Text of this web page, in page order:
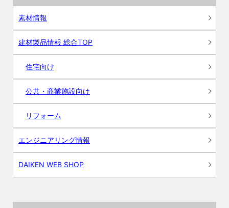
素材情報
建材製品情報 総合TOP
住宅向け
公共・商業施設向け
リフォーム
エンジニアリング情報
DAIKEN WEB SHOP